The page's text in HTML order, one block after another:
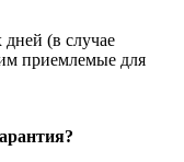
дней (в случае
приемлемые для